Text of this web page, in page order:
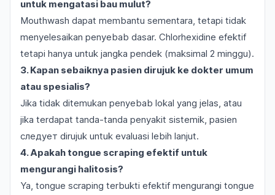
untuk mengatasi bau mulut?
Mouthwash dapat membantu sementara, tetapi tidak
menyelesaikan penyebab dasar. Chlorhexidine efektif
tetapi hanya untuk jangka pendek (maksimal 2 minggu).
3. Kapan sebaiknya pasien dirujuk ke dokter umum
atau spesialis?
Jika tidak ditemukan penyebab lokal yang jelas, atau
jika terdapat tanda-tanda penyakit sistemik, pasien
следует dirujuk untuk evaluasi lebih lanjut.
4. Apakah tongue scraping efektif untuk
mengurangi halitosis?
Ya, tongue scraping terbukti efektif mengurangi tongue